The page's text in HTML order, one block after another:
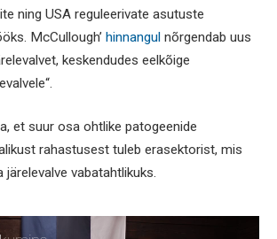
ning USA reguleerivate asutuste
McCullough’ hinnangul nõrgendab uus
keskendudes eelkõige
et suur osa ohtlike patogeenide
rahastusest tuleb erasektorist, mis
järelevalve vabatahtlikuks.